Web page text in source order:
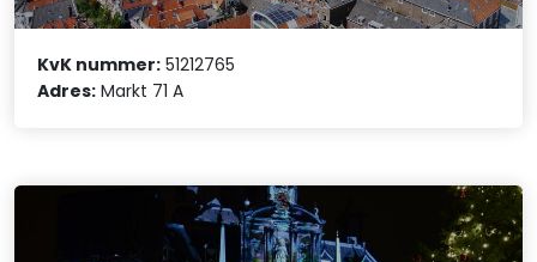
KvK nummer: 51212765
Adres: Markt 71 A